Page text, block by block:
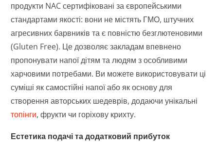
продукти NAC сертифіковані за європейськими
стандартами якості: вони не містять ГМО, штучних
агресивних барвників та є повністю безглютеновими
(Gluten Free). Це дозволяє закладам впевнено
пропонувати напої дітям та людям з особливими
харчовими потребами. Ви можете використовувати ці
суміші як самостійні напої або як основу для
створення авторських шедеврів, додаючи унікальні
топінги, фрукти чи горіхову крихту.
Естетика подачі та додатковий прибуток